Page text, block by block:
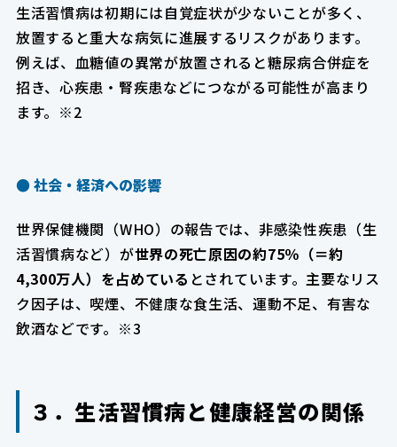
生活習慣病は初期には自覚症状が少ないことが多く、
放置すると重大な病気に進展するリスクがあります。
例えば、血糖値の異常が放置されると糖尿病合併症を
招き、心疾患・腎疾患などにつながる可能性が高まり
ます。※2
● 社会・経済への影響
世界保健機関（WHO）の報告では、非感染性疾患（生
活習慣病など）が世界の死亡原因の約75％（＝約
4,300万人）を占めている とされています。主要なリス
ク因子は、喫煙、不健康な食生活、運動不足、有害な
飲酒などです。※3
３．生活習慣病と健康経営の関係